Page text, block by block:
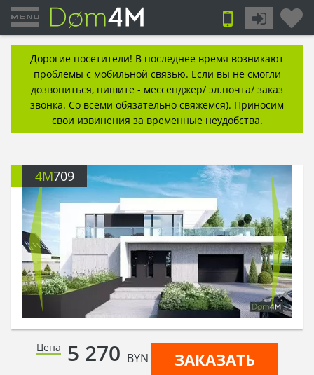
Дорогие посетители! В последнее время возникают
проблемы с мобильной связью. Если вы не смогли
дозвониться, пишите - мессенджер/ эл.почта/ заказ
звонка. Со всеми обязательно свяжемся). Приносим
свои извинения за временные неудобства.
4M709
Цена 5 270 BYN
ЗАКАЗАТЬ